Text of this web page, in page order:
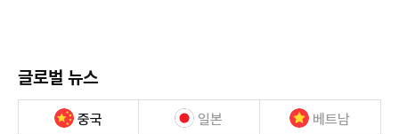
글로벌 뉴스
중국 일본 베트남